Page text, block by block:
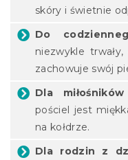
skóry i świetnie
Do
niezwykle
zachowuje swój
Dla
pościel jest
na kołdrze.
Dla rodzin z